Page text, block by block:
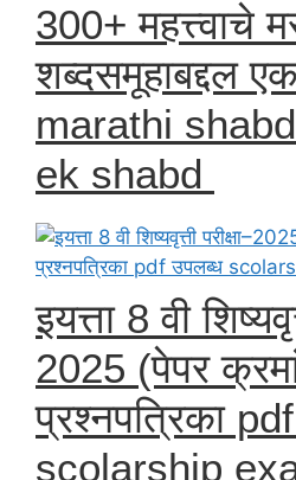
300+ महत्त्वाचे
शब्दसमूहाबद्दल
marathi
ek shabd
इयत्ता 8 वी
2025 (पेपर
प्रश्नपत्रिका
scolarship